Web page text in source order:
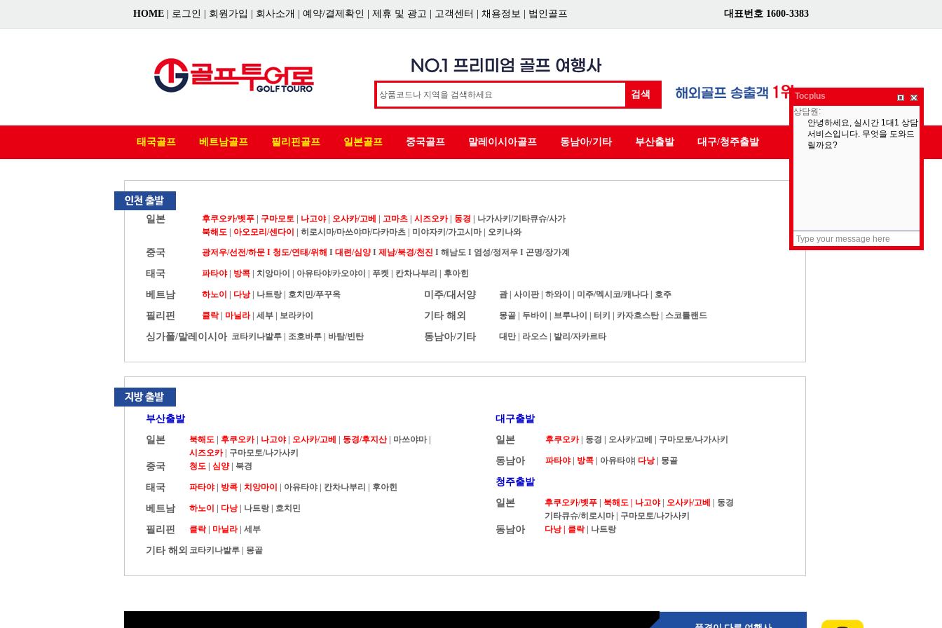
HOME 로그인 회원가입 회사소개 예약/결제확인 제휴 및 광고 고객센터 채용정보 법인골프 대표번호 1600-3383
검색
태국골프 베트남골프 필리핀골프 일본골프 중국골프 말레이시아골프 동남아/기타 부산출발 대구/청주출발
일본 후쿠오카/벳푸 구마모토 나고야| 오사카/고베 고마츠 시즈오카| 동경
나가사키/기타큐슈/사가
북해도
아오모리/센다이 히로시마/마쓰야마/다카마츠 미야자키/가고시마| 오키나와
중국 광저우/선전/하문 I 청도/연태/위해 I 대련/심양I 제남/북경/천진 I 해남도 I 염성/정저우 I 곤명/장가계
태국 파타야| 방콕 치앙마이 아유타야/카오야이 푸켓 칸차나부리 후아힌
베트남 하노이 다낭| 나트랑| 호치민/푸꾸옥
필리핀 클락| 마닐라| 세부 보라카이
싱가폴/말레이시아 코타키나발루 조호바루 바탐/빈탄
미주/대서양 괌| 사이판| 하와이 미주/멕시코/캐나다| 호주
기타 해외 몽골 두바이 브루나이 터키 카자흐스탄| 스코틀랜드
동남아/기타 대만| 라오스 발리/자카르타
부산출발
일본
북해도 후쿠오카| 나고야| 오사카/고베 동경/후지산| 마쓰야마 |
시즈오카| 구마모토/나가사키
중국 청도 심양| 북경
태국 파타야| 방콕 치앙마이 아유타야| 칸차나부리 후아힌
베트남 하노이 다낭| 나트랑| 호치민
필리핀 클락| 마닐라| 세부
기타 해외 코타키나발루 몽골
대구출발
일본
후쿠오카| 동경 오사카/고베 구마모토/나가사키
동남아 파타야| 방콕 아유타야| 다낭| 몽골
청주출발
일본
후쿠오카/벳푸 북해도 | 나고야| 오사카/고베
동경
기타큐슈/히로시마| 구마모토/나가사키
동남아 다낭 | 클락| 나트랑
Tocplus